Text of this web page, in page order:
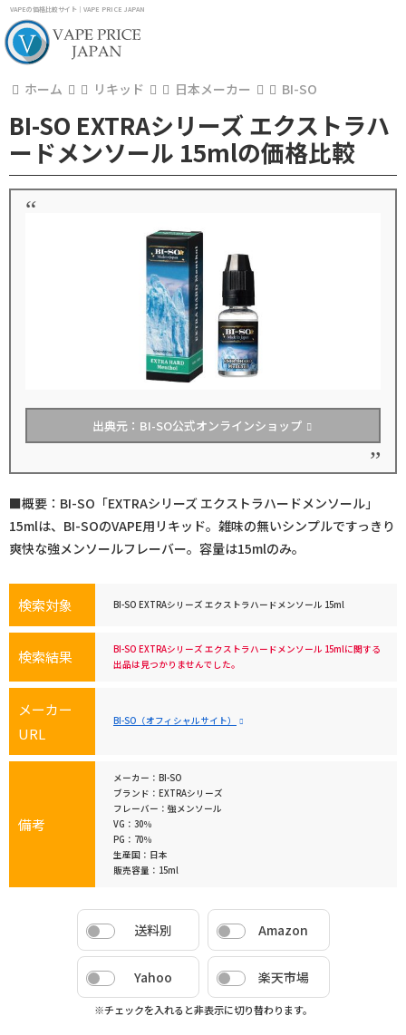
VAPEの価格比較サイト｜VAPE PRICE JAPAN
ホーム リキッド 日本メーカー BI-SO
BI-SO EXTRAシリーズ エクストラハ
ードメンソール 15mlの価格比較
出典元：BI-SO公式オンラインショップ
■概要：BI-SO「EXTRAシリーズ エクストラハードメンソール」
15mlは、BI-SOのVAPE用リキッド。雑味の無いシンプルですっきり
爽快な強メンソールフレーバー。容量は15mlのみ。
検索対象 BI-SO EXTRAシリーズ エクストラハードメンソール 15ml
検索結果
BI-SO EXTRAシリーズ エクストラハードメンソール 15mlに関する
出品は見つかりませんでした。
メーカー
URL
BI-SO（オフィシャルサイト）
備考
メーカー：BI-SO
ブランド：EXTRAシリーズ
フレーバー：強メンソール
VG：30％
PG：70％
生産国：日本
販売容量：15ml
送料別 Amazon
Yahoo 楽天市場
※チェックを入れると非表示に切り替わります。